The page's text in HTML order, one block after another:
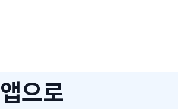
앱으로